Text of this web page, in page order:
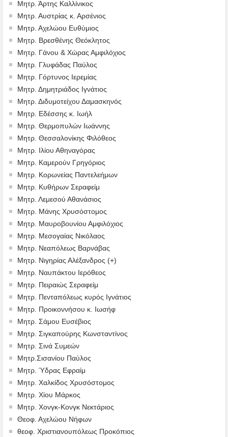
Μητρ. Άρτης Καλλίνικος
Μητρ. Αυστρίας κ. Αρσένιος
Μητρ. Αχελώου Ευθύμιος
Μητρ. Βρεσθένης Θεόκλητος
Μητρ. Γάνου & Χώρας Αμφιλόχιος
Μητρ. Γλυφάδας Παύλος
Μητρ. Γόρτυνος Ιερεμίας
Μητρ. Δημητριάδος Ιγνάτιος
Μητρ. Διδυμοτείχου Δαμασκηνός
Μητρ. Εδέσσης κ. Ιωήλ
Μητρ. Θερμοπυλών Ιωάννης
Μητρ. Θεσσαλονίκης Φιλόθεος
Μητρ. Ιλίου Αθηναγόρας
Μητρ. Καμερούν Γρηγόριος
Μητρ. Κορωνείας Παντελεήμων
Μητρ. Κυθήρων Σεραφείμ
Μητρ. Λεμεσού Αθανάσιος
Μητρ. Μάνης Χρυσόστομος
Μητρ. Μαυροβουνίου Αμφιλόχιος
Μητρ. Μεσογαίας Νικόλαος
Μητρ. Νεαπόλεως Βαρνάβας
Μητρ. Νιγηρίας Αλέξανδρος (+)
Μητρ. Ναυπάκτου Ιερόθεος
Μητρ. Πειραιώς Σεραφείμ
Μητρ. Πενταπόλεως κυρός Ιγνάτιος
Μητρ. Προικοννήσου κ. Ιωσήφ
Μητρ. Σάμου Ευσέβιος
Μητρ. Σιγκαπούρης Κωνσταντίνος
Μητρ. Σινά Συμεών
Μητρ.Σισανίου Παύλος
Μητρ. Ύδρας Εφραίμ
Μητρ. Χαλκίδος Χρυσόστομος
Μητρ. Χίου Μάρκος
Μητρ. Χονγκ-Κονγκ Νεκτάριος
Θεοφ. Αχελώου Νήφων
θεοφ. Χριστιανουπόλεως Προκόπιος